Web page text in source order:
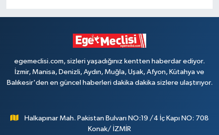
egemeclisi.com, sizleri yaşadığınız kentten haberdar ediyor.
İzmir, Manisa, Denizli, Aydın, Muğla, Uşak, Afyon, Kütahya ve
Balıkesir'den en güncel haberleri dakika dakika sizlere ulaştırıyor.
Halkapınar Mah. Pakistan Bulvarı NO:19 /4 İç Kapı NO: 708
Konak/ İZMİR